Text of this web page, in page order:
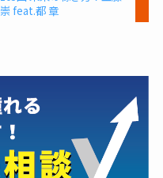
崇 feat.都 章